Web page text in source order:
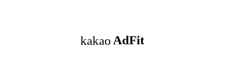
라우드 플랫폼 Network 서비스 소개- 네이버 클라우드 플랫폼 Storage 서비스 소
개- 네이버 클라우드 플랫폼 Database 서비..